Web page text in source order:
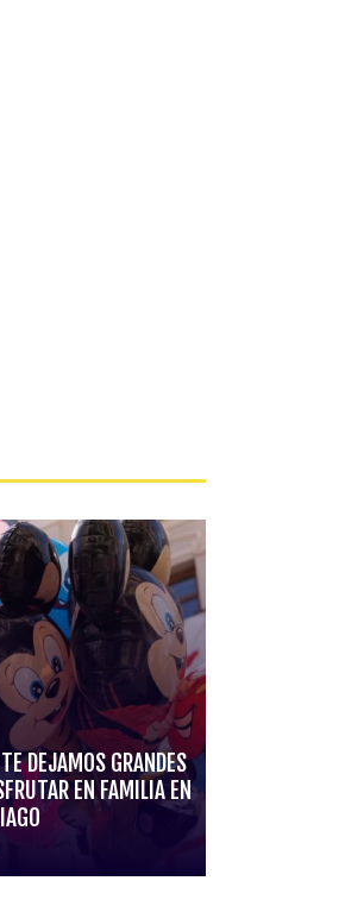
DEJAMOS GRANDES
EN FAMILIA EN